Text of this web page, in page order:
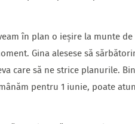
în plan o ieșire la munte
Gina alesese să
care să ne strice planurile.
pentru 1 iunie, poate